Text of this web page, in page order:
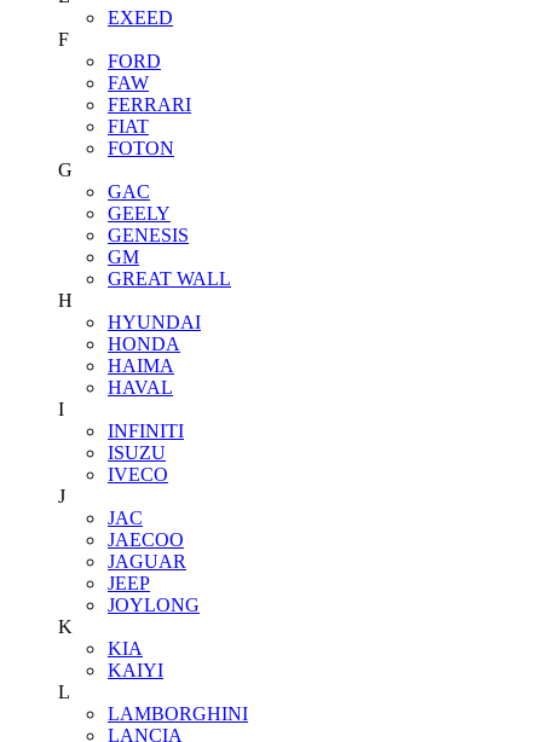
EXEED
F
FORD
FAW
FERRARI
FIAT
FOTON
G
GAC
GEELY
GENESIS
GM
GREAT WALL
H
HYUNDAI
HONDA
HAIMA
HAVAL
I
INFINITI
ISUZU
IVECO
J
JAC
JAECOO
JAGUAR
JEEP
JOYLONG
K
KIA
KAIYI
L
LAMBORGHINI
LANCIA